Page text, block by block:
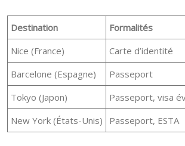
Destination Formalités
Nice (France)
Carte d’identité
Barcelone (Espagne)
Passeport
Tokyo (Japon)
Passeport, visa
New York (États-Unis)
Passeport, ESTA